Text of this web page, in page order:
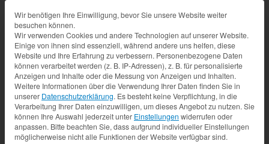
Datenschutz-Präferenz
Wir benötigen Ihre Einwilligung, bevor Sie unsere Website weiter
besuchen können.
Wir verwenden Cookies und andere Technologien auf unserer Website.
Einige von ihnen sind essenziell, während andere uns helfen, diese
Website und Ihre Erfahrung zu verbessern. Personenbezogene Daten
können verarbeitet werden (z. B. IP-Adressen), z. B. für personalisierte
Anzeigen und Inhalte oder die Messung von Anzeigen und Inhalten.
Weitere Informationen über die Verwendung Ihrer Daten finden Sie in
unserer Datenschutzerklärung. Es besteht keine Verpflichtung, in die
Verarbeitung Ihrer Daten einzuwilligen, um dieses Angebot zu nutzen. Sie
können Ihre Auswahl jederzeit unter Einstellungen widerrufen oder
anpassen. Bitte beachten Sie, dass aufgrund individueller Einstellungen
möglicherweise nicht alle Funktionen der Website verfügbar sind.